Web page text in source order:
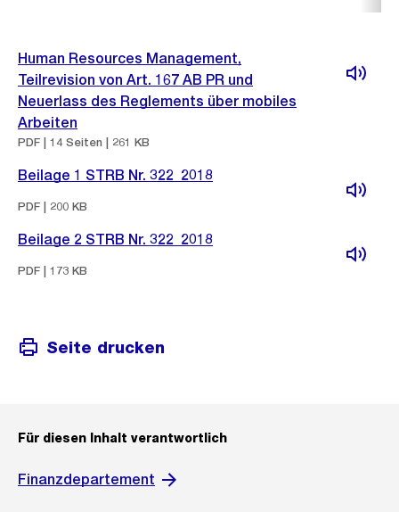
Human Resources Management,
Teilrevision von Art. 167 AB PR und
Neuerlass des Reglements über mobiles
Arbeiten
PDF | 14 Seiten | 261 KB
Beilage 1 STRB Nr. 322_2018
PDF | 200 KB
Beilage 2 STRB Nr. 322_2018
PDF | 173 KB
Seite drucken
Für diesen Inhalt verantwortlich
Finanzdepartement